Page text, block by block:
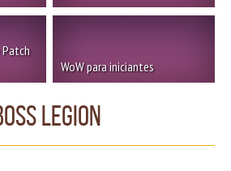
Patch
WoW para iniciantes
legion